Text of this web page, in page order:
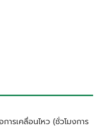
ารเคลื่อนไหว (ชั่วโมงการ